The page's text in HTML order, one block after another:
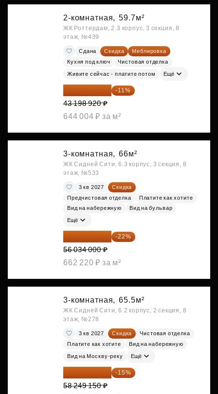
2-комнатная, 59.7м²
ЖК Роттердам, 2.3 корпус, 3 секция, 8
этаж, №439
Сдана Скидка
Меблировка
Кухня под ключ
Чистовая отделка
Живите сейчас - платите потом Ещё
38 447 039 ₽ -11%
43 198 920 ₽
644 004 ₽ за м²
3-комнатная, 66м²
ЖК Сидней Сити, 6.3 корпус, 3 секция, 8
этаж, №533
3 кв 2027
Скидка
Предчистовая отделка
Платите как хотите
Вид на набережную
Вид на бульвар
Ещё
43 706 520 ₽ -22%
56 034 000 ₽
662 220 ₽ за м²
3-комнатная, 65.5м²
ЖК Сидней Сити, 6.2 корпус, 2 секция, 8
этаж, №278
3 кв 2027 Скидка
Чистовая отделка
Платите как хотите
Вид на набережную
Вид на Москву-реку Ещё
49 511 778 ₽ -15%
58 249 150 ₽